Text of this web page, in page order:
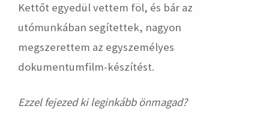
Kettőt egyedül vettem föl, és bár az
utómunkában segítettek, nagyon
megszerettem az egyszemélyes
dokumentumfilm-készítést.
Ezzel fejezed ki leginkább önmagad?